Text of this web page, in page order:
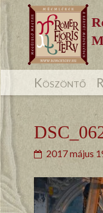
Skip
content
Köszöntő
2017 május